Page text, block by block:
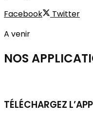
Facebook
Twitter
A venir
NOS
TÉLÉCHARGEZ